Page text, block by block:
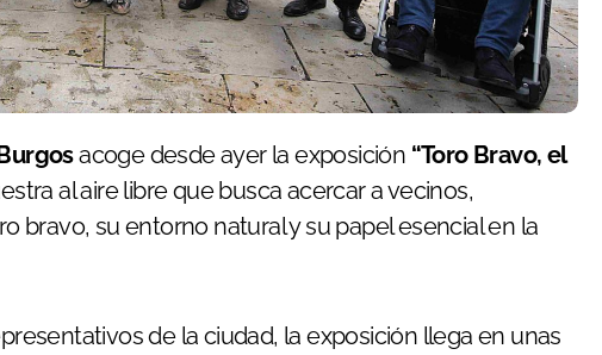
acoge desde ayer la exposición “Toro Bravo, el
al aire libre que busca acercar a vecinos,
bravo, su entorno natural y su papel esencial en la
de la ciudad, la exposición llega en unas